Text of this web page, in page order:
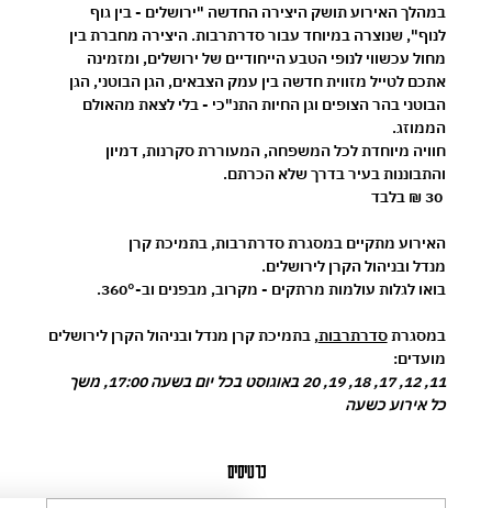
במהלך האירוע תושק היצירה החדשה "ירושלים - בין גוף
לנוף", שנוצרה במיוחד עבור סדרתרבות. היצירה מחברת בין
מחול עכשווי לנופי הטבע הייחודיים של ירושלים, ומזמינה
אתכם לטייל מזווית חדשה בין עמק הצבאים, הגן הבוטני, הגן
הבוטני בהר הצופים וגן החיות התנ"כי - בלי לצאת מהאולם
הממוזג.
חוויה מיוחדת לכל המשפחה, המעוררת סקרנות, דמיון
והתבוננות בעיר בדרך שלא הכרתם.
30 ₪ בלבד
האירוע מתקיים במסגרת סדרתרבות, בתמיכת קרן
מנדל ובניהול הקרן לירושלים.
בואו לגלות עולמות מרתקים - מקרוב, מבפנים וב-360°.
במסגרת סדרתרבות, בתמיכת קרן מנדל ובניהול הקרן לירושלים
מועדים:
11, 12, 17, 18, 19, 20 באוגוסט בכל יום בשעה 17:00, משך
כל אירוע כשעה
כרטיסים